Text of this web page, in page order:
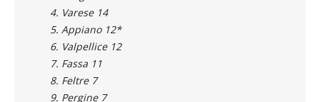
3. Alleghe 16
4. Varese 14
5. Appiano 12*
6. Valpellice 12
7. Fassa 11
8. Feltre 7